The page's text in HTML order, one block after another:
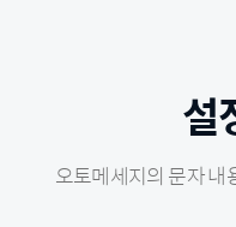
설
오토메세지의 문자 내